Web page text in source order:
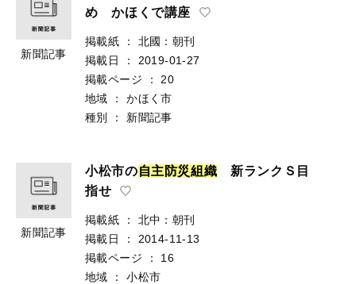
新聞記事
め かほくで講座
掲載紙 ：
北國：朝刊
掲載日
：
2019-01-27
掲載ページ
：
20
地域
：
かほく市
種別
： 新聞記事
新聞記事
小松市の自主 防災組 織 新ランクＳ目
指せ
掲載紙 ：
北中：朝刊
掲載日
：
2014-11-13
掲載ページ
：
16
地域
：
小松市